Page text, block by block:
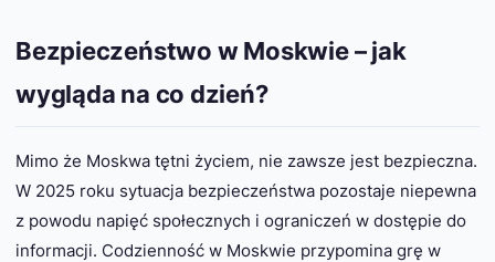
Bezpieczeństwo w Moskwie – jak
wygląda na co dzień?
Mimo że Moskwa tętni życiem, nie zawsze jest bezpieczna.
W 2025 roku sytuacja bezpieczeństwa pozostaje niepewna
z powodu napięć społecznych i ograniczeń w dostępie do
informacji. Codzienność w Moskwie przypomina grę w